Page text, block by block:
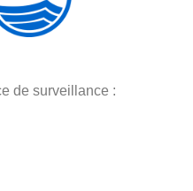
de surveillance :